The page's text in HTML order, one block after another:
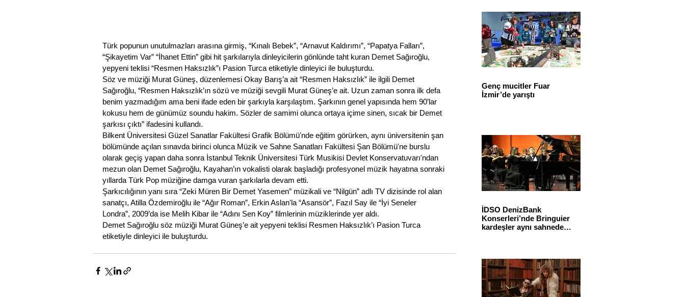
Türk popunun unutulmazları arasına girmiş, “Kınalı Bebek”, “Arnavut Kaldırımı”, “Papatya Falları”,
“Şikayetim Var” “İhanet Ettin” gibi hit şarkılarıyla dinleyicilerin gönlünde taht kuran Demet Sağıroğlu,
yepyeni teklisi “Resmen Haksızlık”ı Pasion Turca etiketiyle dinleyici ile buluşturdu.
Söz ve müziği Murat Güneş, düzenlemesi Okay Barış’a ait “Resmen Haksızlık” ile ilgili Demet
Sağıroğlu, “Resmen Haksızlık’ın sözü ve müziği sevgili Murat Güneş’e ait. Uzun zaman sonra ilk defa
benim yazmadığım ama beni ifade eden bir şarkıyla karşılaştım. Şarkının genel yapısında hem 90’lar
kokusu hem de günümüz soundu hakim. Sözler de samimi olunca ortaya içime sinen, sıcak bir Demet
şarkısı çıktı” ifadesini kullandı.
Bilkent Üniversitesi Güzel Sanatlar Fakültesi Grafik Bölümü'nde eğitim görürken, aynı üniversitenin şan
bölümünde açılan sınavda birinci olunca Müzik ve Sahne Sanatları Fakültesi Şan Bölümü'ne burslu
olarak geçiş yapan daha sonra İstanbul Teknik Üniversitesi Türk Musikisi Devlet Konservatuvarı'ndan
mezun olan Demet Sağıroğlu, Kayahan’ın vokalisti olarak başladığı profesyonel müzik hayatına sonraki
yıllarda Türk Pop müziğine damga vuran şarkılarla devam etti.
Şarkıcılığının yanı sıra “Zeki Müren Bir Demet Yasemen” müzikali ve “Nilgün” adlı TV dizisinde rol alan
sanatçı, Atilla Özdemiroğlu ile “Ağır Roman”, Erkin Aslan'la “Asansör”, Fazıl Say ile “İyi Seneler
Londra”, 2009’da ise Melih Kibar ile “Adını Sen Koy” filmlerinin müziklerinde yer aldı.
Demet Sağıroğlu söz müziği Murat Güneş’e ait yepyeni teklisi Resmen Haksızlık’ı Pasion Turca
etiketiyle dinleyici ile buluşturdu.
Genç mucitler Fuar
İzmir’de yarıştı
İDSO DenizBank
Konserleri’nde Bringuier
kardeşler aynı sahnede